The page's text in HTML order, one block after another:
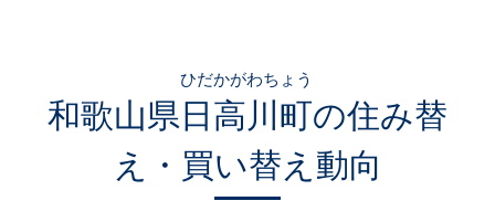
和歌山県日高川町
ひだかがわちょう
の住み替
え・買い替え動向